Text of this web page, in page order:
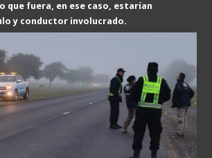
que fuera, en ese caso, estarían
y conductor involucrado.